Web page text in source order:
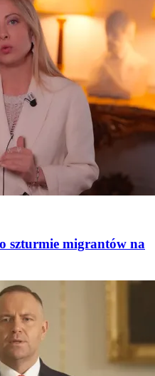
szturmie migrantów na